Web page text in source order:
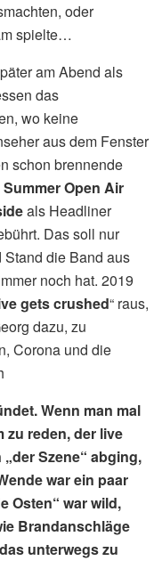
oder
spielte…
am Abend als
das
wo keine
aus dem Fenster
schon brennende
Open Air
als Headliner
Das soll nur
die Band aus
noch hat. 2019
gets crushed“ raus,
dazu, zu
Corona und die
Wenn man mal
zu reden, der live
Szene“ abging,
war ein paar
Osten“ war wild,
Brandanschläge
unterwegs zu